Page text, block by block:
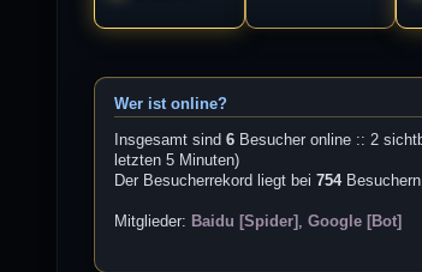
Wer ist online?
Insgesamt sind6 Besucher online :: 2
letzten 5 Minuten)
Der Besucherrekord liegt bei754
Mitglieder: Baidu [Spider] ,Google [Bot]